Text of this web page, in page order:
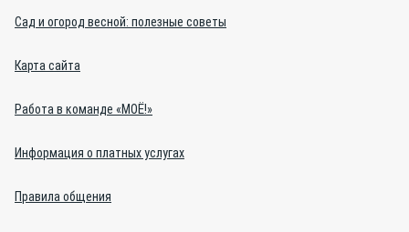
Сад и огород весной: полезные советы
Карта сайта
Работа в команде «МОЁ!»
Информация о платных услугах
Правила общения